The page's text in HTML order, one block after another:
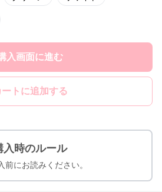
入画面に進む
ートに追加する
入時のルール
前にお読みください。